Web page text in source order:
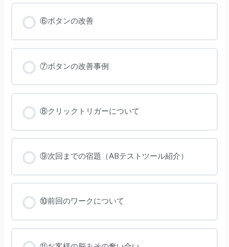
⑥ボタンの改善
⑦ボタンの改善事例
⑧クリックトリガーについて
⑨次回までの宿題（ABテストツール紹介）
⑩前回のワークについて